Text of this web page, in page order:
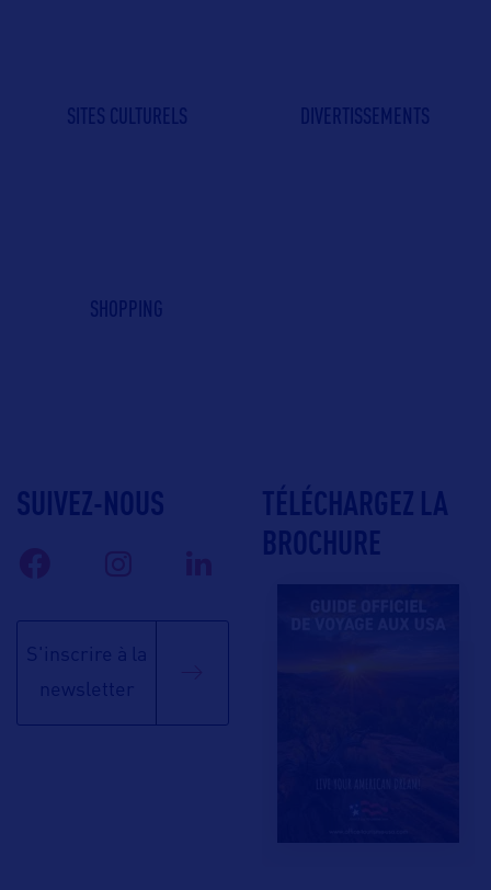
SITES CULTURELS DIVERTISSEMENTS
SHOPPING
SUIVEZ-NOUS
S'inscrire à la
newsletter
TÉLÉCHARGEZ LA
BROCHURE